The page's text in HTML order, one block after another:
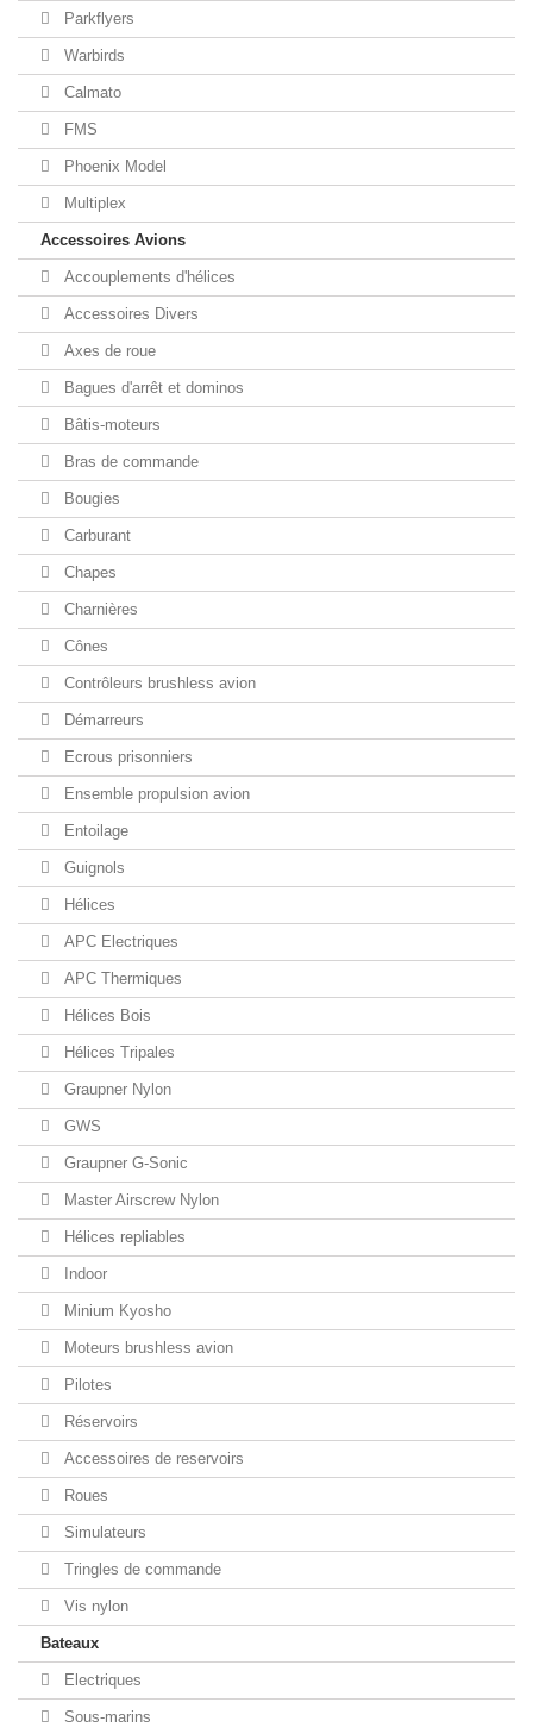
Parkflyers
Warbirds
Calmato
FMS
Phoenix Model
Multiplex
Accessoires Avions
Accouplements d'hélices
Accessoires Divers
Axes de roue
Bagues d'arrêt et dominos
Bâtis-moteurs
Bras de commande
Bougies
Carburant
Chapes
Charnières
Cônes
Contrôleurs brushless avion
Démarreurs
Ecrous prisonniers
Ensemble propulsion avion
Entoilage
Guignols
Hélices
APC Electriques
APC Thermiques
Hélices Bois
Hélices Tripales
Graupner Nylon
GWS
Graupner G-Sonic
Master Airscrew Nylon
Hélices repliables
Indoor
Minium Kyosho
Moteurs brushless avion
Pilotes
Réservoirs
Accessoires de reservoirs
Roues
Simulateurs
Tringles de commande
Vis nylon
Bateaux
Electriques
Sous-marins